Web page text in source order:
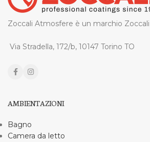
Zoccali Atmosfere è un marchio Zoccali
Via Stradella, 172/b, 10147 Torino TO
AMBIENTAZIONI
Bagno
Camera da letto